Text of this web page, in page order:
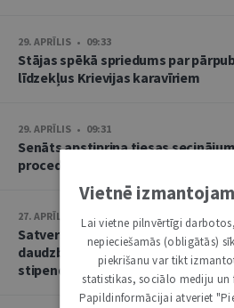
29. APRĪLIS • 09:33
Stājas spēkā spriedums par
līdzekļus Krievijas karavīriem
29. APRĪLIS • 09:31
Senāts apstiprina tiesas
procedūras pārtraukšana
27. APRĪLIS • 14:43
Satversmei atbilst norma, kas
daudzbērnu ģimenes paredz
stipendiju studijām Latvijā
Vietnē
Lai vietne pilnvērtīgi
nepieciešamās (obligātās)
piekrišanu var tikt
statistikas, sociālo mediju un
Papildinformācijai atveriet